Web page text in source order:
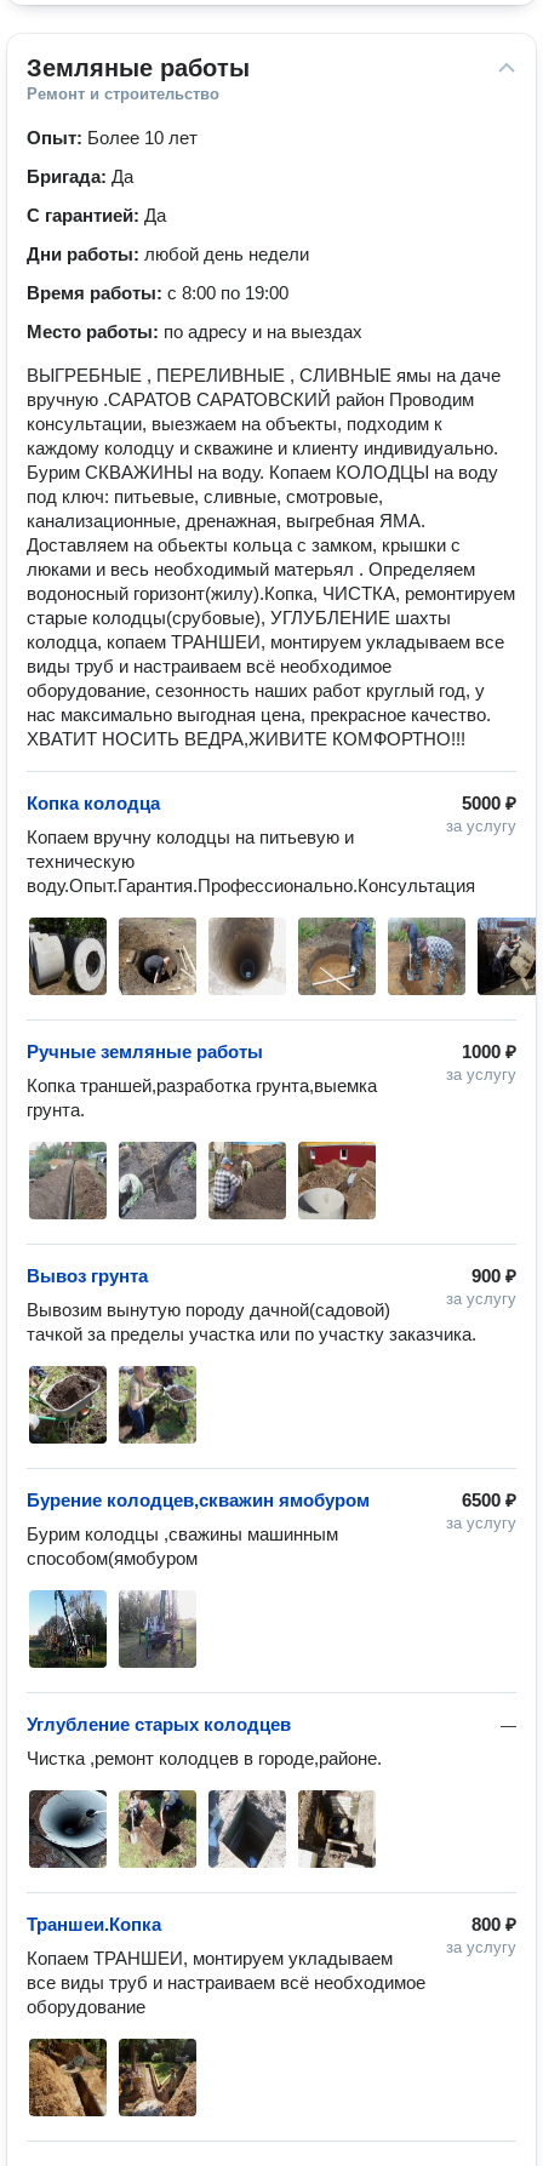
Земляные работы
Ремонт и строительство
Опыт: Более 10 лет
Бригада: Да
С гарантией: Да
Дни работы: любой день недели
Время работы: с 8:00 по 19:00
Место работы: по адресу и на выездах
ВЫГРЕБНЫЕ , ПЕРЕЛИВНЫЕ , СЛИВНЫЕ ямы на даче
вручную .САРАТОВ САРАТОВСКИЙ район Проводим
консультации, выезжаем на объекты, подходим к
каждому колодцу и скважине и клиенту индивидуально.
Бурим СКВАЖИНЫ на воду. Копаем КОЛОДЦЫ на воду
под ключ: питьевые, сливные, смотровые,
канализационные, дренажная, выгребная ЯМА.
Доставляем на обьекты кольца с замком, крышки с
люками и весь необходимый матерьял . Определяем
водоносный горизонт(жилу).Копка, ЧИСТКА, ремонтируем
старые колодцы(срубовые), УГЛУБЛЕНИЕ шахты
колодца, копаем ТРАНШЕИ, монтируем укладываем все
виды труб и настраиваем всё необходимое
оборудование, сезонность наших работ круглый год, у
нас максимально выгодная цена, прекрасное качество.
ХВАТИТ НОСИТЬ ВЕДРА,ЖИВИТЕ КОМФОРТНО!!!
5000 ₽
за услугу
Копка колодца
Копаем вручну колодцы на питьевую и
техническую
воду.Опыт.Гарантия.Профессионально.Консультация
1000 ₽
за услугу
Ручные земляные работы
Копка траншей,разработка грунта,выемка
грунта.
900 ₽
за услугу
Вывоз грунта
Вывозим вынутую породу дачной(садовой)
тачкой за пределы участка или по участку заказчика.
6500 ₽
за услугу
Бурение колодцев,скважин ямобуром
Бурим колодцы ,сважины машинным
способом(ямобуром
—
Углубление старых колодцев
Чистка ,ремонт колодцев в городе,районе.
800 ₽
за услугу
Траншеи.Копка
Копаем ТРАНШЕИ, монтируем укладываем
все виды труб и настраиваем всё необходимое
оборудование